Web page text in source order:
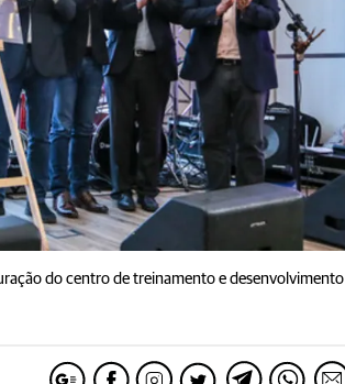
do centro de treinamento e desenvolvimento